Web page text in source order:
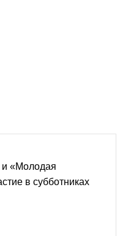
«Молодая
в субботниках